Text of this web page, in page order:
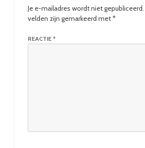
Je e-mailadres wordt niet gepubliceerd.
velden zijn gemarkeerd met*
REACTIE *